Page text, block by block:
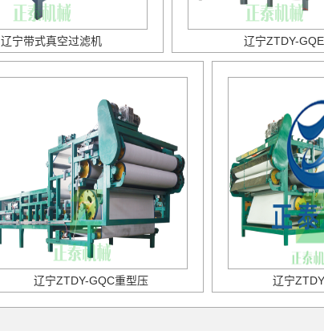
辽宁带式真空过滤机 辽宁ZTDY-GQE
辽宁ZTDY-GQC重型压 辽宁